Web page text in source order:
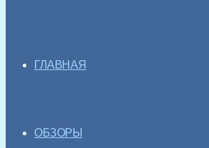
ГЛАВНАЯ
ОБЗОРЫ